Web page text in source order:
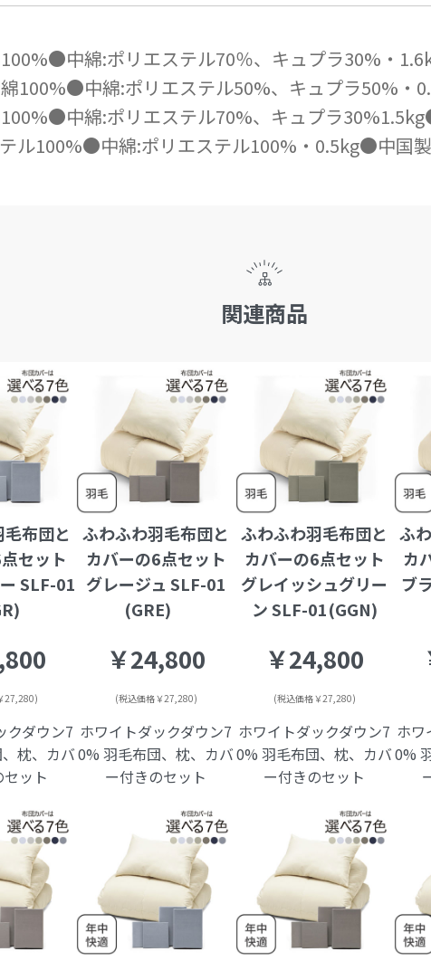
中綿:ポリエステル70％、キュプラ30%・
100%●中綿:ポリエステル50%、キュプラ50%・
中綿:ポリエステル70%、キュプラ
ル100%●中綿:ポリエステル100%・0.5kg●中国製
関連商品
布団と
セット
SLF-01
27,280)
クダウン7
枕、カバ
ット
ふわふわ羽毛布団と
カバーの6点セット
グレージュ SLF-01
(GRE)
￥24,800
(税込価格￥27,280)
ホワイトダックダウン7
0% 羽毛布団、枕、カバ
ー付きのセット
ふわふわ羽毛布団と
カバーの6点セット
グレイッシュグリー
ン SLF-01(GGN)
￥24,800
(税込価格￥27,280)
ホワイトダックダウン7
0% 羽毛布団、枕、カバ
ー付きのセット
ふ
カ
ブ
ホワ
0%